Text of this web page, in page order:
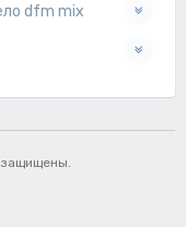
dfm mix